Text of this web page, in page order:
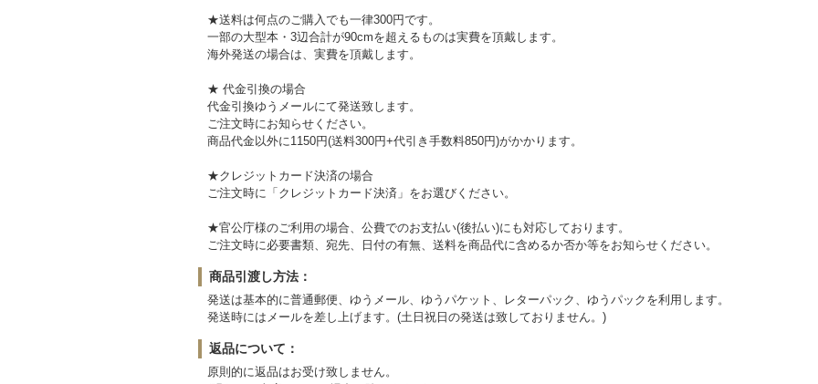
★送料は何点のご購入でも一律300円です。
一部の大型本・3辺合計が90cmを超えるものは実費を頂戴します。
海外発送の場合は、実費を頂戴します。
★ 代金引換の場合
代金引換ゆうメールにて発送致します。
ご注文時にお知らせください。
商品代金以外に1150円(送料300円+代引き手数料850円)がかかります。
★クレジットカード決済の場合
ご注文時に「クレジットカード決済」をお選びください。
★官公庁様のご利用の場合、公費でのお支払い(後払い)にも対応しております。
ご注文時に必要書類、宛先、日付の有無、送料を商品代に含めるか否か等をお知らせください。
商品引渡し方法：
発送は基本的に普通郵便、ゆうメール、ゆうパケット、レターパック、ゆうパックを利用します。
発送時にはメールを差し上げます。(土日祝日の発送は致しておりません。)
返品について：
原則的に返品はお受け致しません。